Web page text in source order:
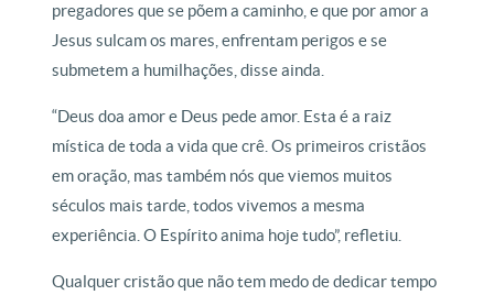
pregadores que se põem a caminho, e que por amor a
Jesus sulcam os mares, enfrentam perigos e se
submetem a humilhações, disse ainda.
“Deus doa amor e Deus pede amor. Esta é a raiz
mística de toda a vida que crê. Os primeiros cristãos
em oração, mas também nós que viemos muitos
séculos mais tarde, todos vivemos a mesma
experiência. O Espírito anima hoje tudo”, refletiu.
Qualquer cristão que não tem medo de dedicar tempo